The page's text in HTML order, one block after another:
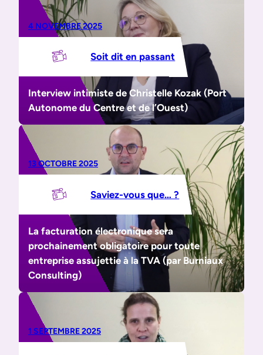
4 NOVEMBRE 2025
Soit dit en passant
Interview intimiste de Christelle Kozak (Port
Autonome du Centre et de l’Ouest)
13 OCTOBRE 2025
Saviez-vous que… ?
La facturation électronique sera
prochainement obligatoire pour toute
entreprise assujettie à la TVA (par Burniaux
Consulting)
1 SEPTEMBRE 2025